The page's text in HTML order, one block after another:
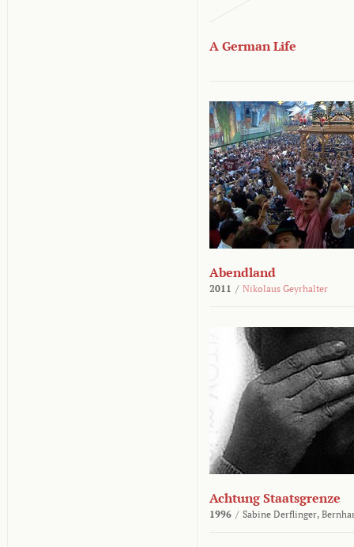
A German Life
Abendland
2011 / Nikolaus Geyrhalter
Achtung Staatsgrenze
1996 / Sabine Derflinger,